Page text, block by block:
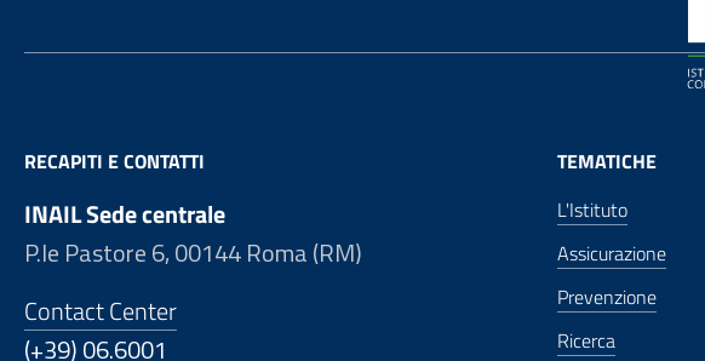
RECAPITI E CONTATTI
INAIL Sede centrale
P.le Pastore 6, 00144 Roma (RM)
Contact Center
(+39) 06.6001
TEMATICHE
L'Istituto
Assicurazione
Prevenzione
Ricerca